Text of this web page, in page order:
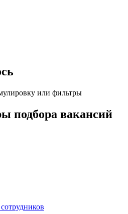
или фильтры
подбора вакансий